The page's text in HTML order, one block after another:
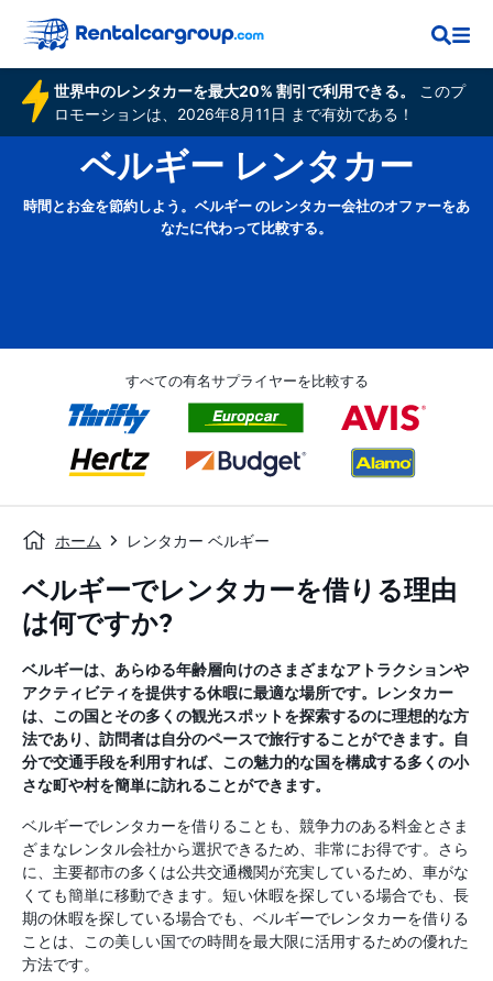
世界中のレンタカーを最大20% 割引で利用できる。
このプ
ロモーションは、2026年8月11日 まで有効である！
ベルギー レンタカー
時間とお金を節約しよう。ベルギー のレンタカー会社のオファーをあ
なたに代わって比較する。
すべての有名サプライヤーを比較する
ホーム レンタカー ベルギー
ベルギーでレンタカーを借りる理由
は何ですか?
ベルギーは、あらゆる年齢層向けのさまざまなアトラクションや
アクティビティを提供する休暇に最適な場所です。レンタカー
は、この国とその多くの観光スポットを探索するのに理想的な方
法であり、訪問者は自分のペースで旅行することができます。自
分で交通手段を利用すれば、この魅力的な国を構成する多くの小
さな町や村を簡単に訪れることができます。
ベルギーでレンタカーを借りることも、競争力のある料金とさま
ざまなレンタル会社から選択できるため、非常にお得です。さら
に、主要都市の多くは公共交通機関が充実しているため、車がな
くても簡単に移動できます。短い休暇を探している場合でも、長
期の休暇を探している場合でも、ベルギーでレンタカーを借りる
ことは、この美しい国での時間を最大限に活用するための優れた
方法です。